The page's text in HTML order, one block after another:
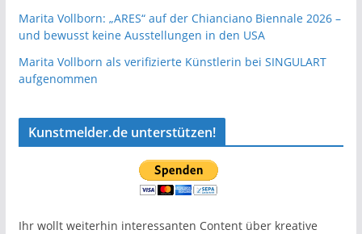
Marita Vollborn: „ARES“ auf der Chianciano Biennale 2026 –
und bewusst keine Ausstellungen in den USA
Marita Vollborn als verifizierte Künstlerin bei SINGULART
aufgenommen
Kunstmelder.de unterstützen!
Ihr wollt weiterhin interessanten Content über kreative